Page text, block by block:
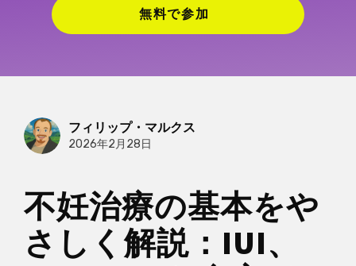
無料で参加
フィリップ・マルクス
2026年2月28日
不妊治療の基本をや
さしく解説：IUI、